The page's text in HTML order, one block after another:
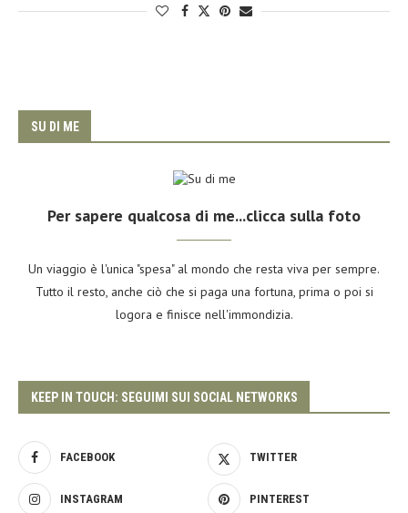
SU DI ME
Per sapere qualcosa di me...clicca sulla foto
Un viaggio è l'unica "spesa" al mondo che resta viva per sempre.
Tutto il resto, anche ciò che si paga una fortuna, prima o poi si
logora e finisce nell'immondizia.
KEEP IN TOUCH: SEGUIMI SUI SOCIAL NETWORKS
FACEBOOK TWITTER
INSTAGRAM PINTEREST